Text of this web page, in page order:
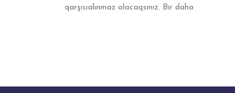
qarşısıalınmaz olacaqsınız. Bir daha